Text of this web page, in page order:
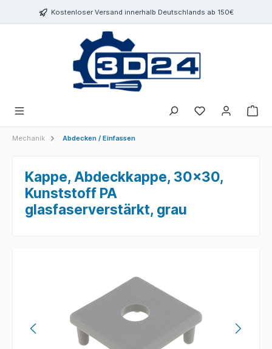
springenKostenloser Versand innerhalb Deutschlands ab 150€
Mechanik Abdecken / Einfassen
Kappe, Abdeckkappe, 30x30,
Kunststoff PA
glasfaserverstärkt, grau